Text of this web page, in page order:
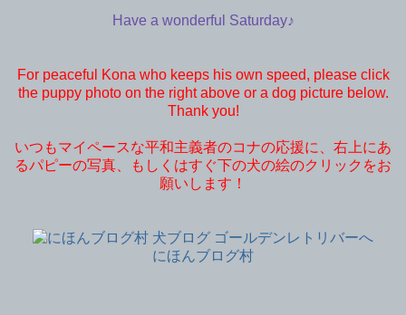
Have a wonderful Saturday♪
For peaceful Kona who keeps his own speed, please click
the puppy photo on the right above or a dog picture below.
Thank you!
いつもマイペースな平和主義者のコナの応援に、右上にあ
るパピーの写真、もしくはすぐ下の犬の絵のクリックをお
願いします！
にほんブログ村